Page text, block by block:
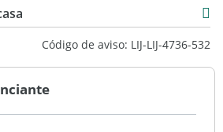
Código de aviso: LIJ-LIJ-4736-532